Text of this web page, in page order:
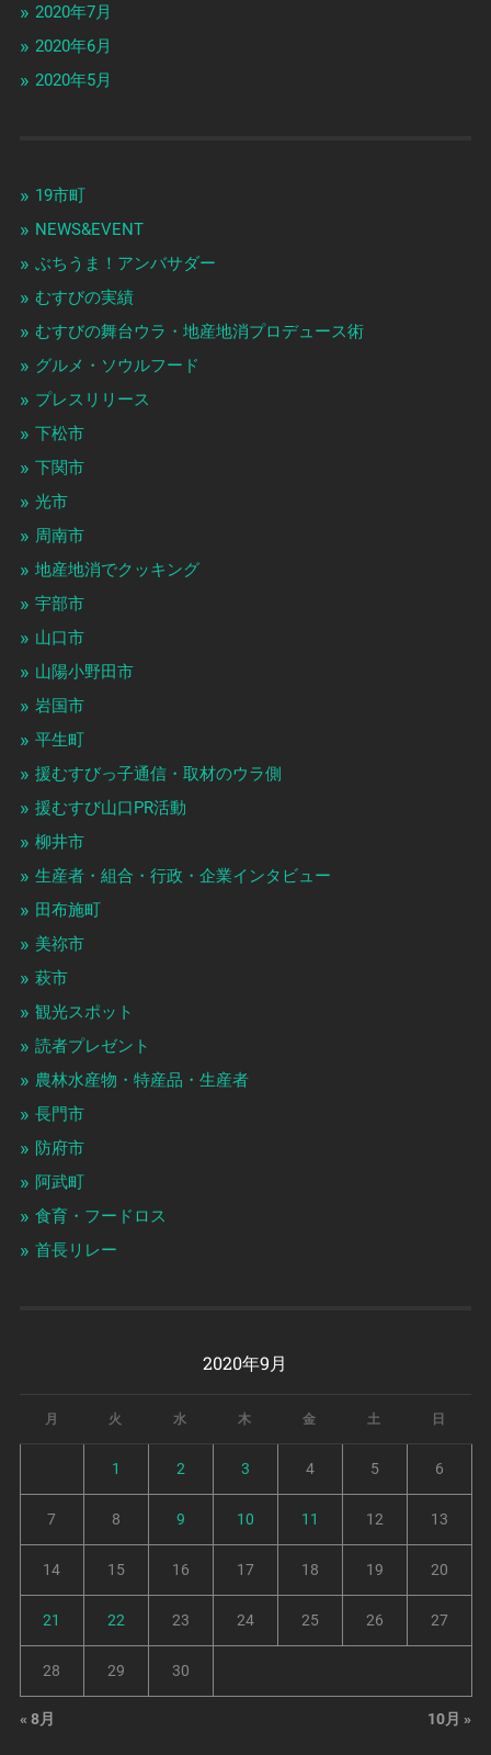
2020年7月
2020年6月
2020年5月
19市町
NEWS&EVENT
ぶちうま！アンバサダー
むすびの実績
むすびの舞台ウラ・地産地消プロデュース術
グルメ・ソウルフード
プレスリリース
下松市
下関市
光市
周南市
地産地消でクッキング
宇部市
山口市
山陽小野田市
岩国市
平生町
援むすびっ子通信・取材のウラ側
援むすび山口PR活動
柳井市
生産者・組合・行政・企業インタビュー
田布施町
美祢市
萩市
観光スポット
読者プレゼント
農林水産物・特産品・生産者
長門市
防府市
阿武町
食育・フードロス
首長リレー
2020年9月
月 火 水 木 金 土 日
1 2 3 4 5 6
7 8 9 10 11 12 13
14 15 16 17 18 19 20
21 22 23 24 25 26 27
28 29 30
« 8月 10月 »